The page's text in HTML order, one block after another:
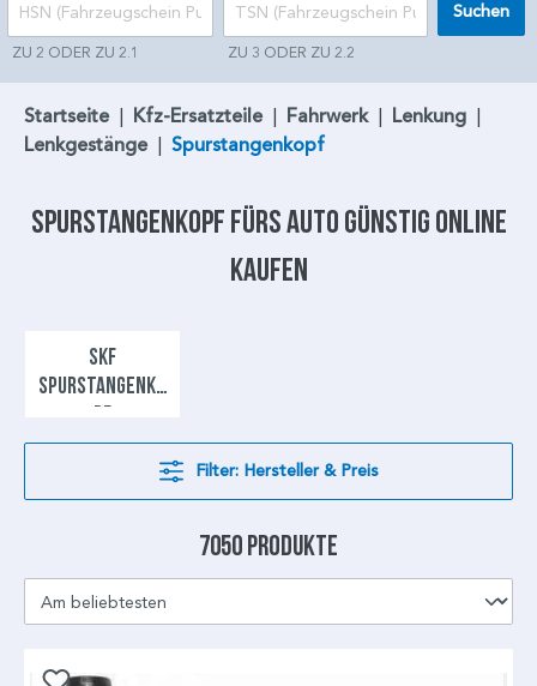
ZU 2 ODER ZU 2.1 ZU 3 ODER ZU 2.2
Suchen
Startseite | Kfz-Ersatzteile | Fahrwerk | Lenkung |
Lenkgestänge | Spurstangenkopf
Spurstangenkopf fürs Auto günstig online
kaufen
SKF
SPURSTANGENKO
PF
Filter: Hersteller & Preis
7050 Produkte